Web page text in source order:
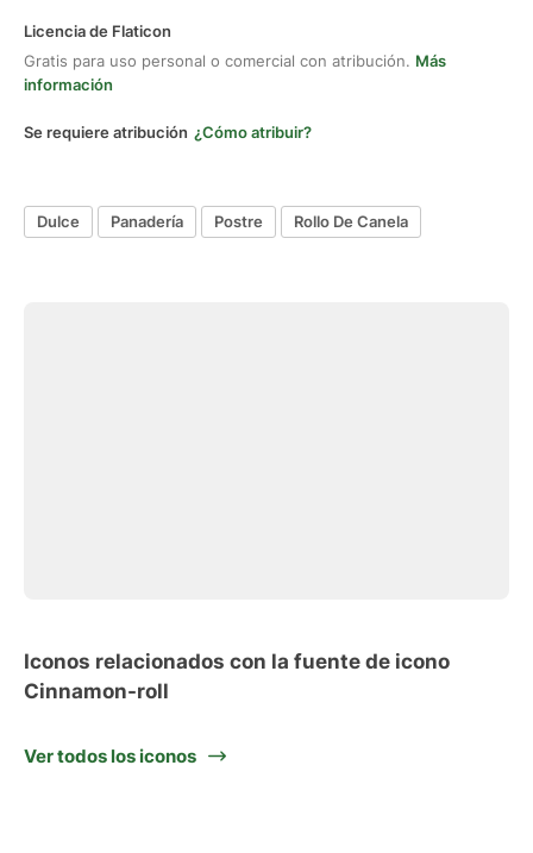
Licencia de Flaticon
Gratis para uso personal o comercial con atribución. Más
información
Se requiere atribución ¿Cómo atribuir?
Dulce Panadería Postre Rollo De Canela
Iconos relacionados con la fuente de icono
Cinnamon-roll
Ver todos los iconos